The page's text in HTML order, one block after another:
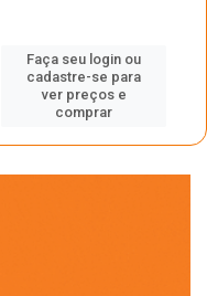
Faça seu login ou
cadastre-se para
ver preços e
comprar